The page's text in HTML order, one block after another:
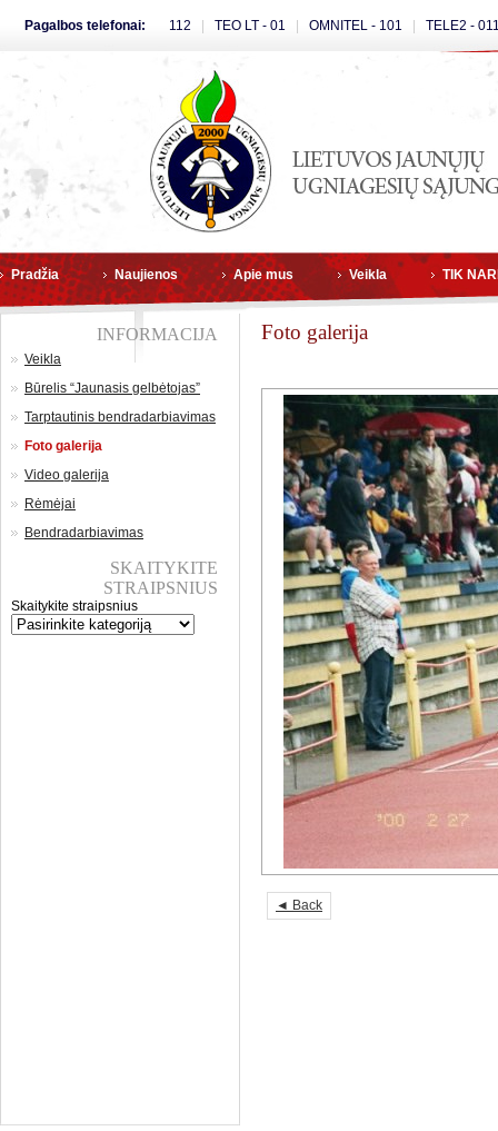
Pagalbos telefonai: 112 TEO LT - 01 OMNITEL - 101 TELE2 -
Pradžia Naujienos Apie mus Veikla TIK
INFORMACIJA
Veikla
Būrelis “Jaunasis gelbėtojas”
Tarptautinis bendradarbiavimas
Foto galerija
Video galerija
Rėmėjai
Bendradarbiavimas
SKAITYKITE
STRAIPSNIUS
Skaitykite straipsnius
Foto galerija
◄ Back